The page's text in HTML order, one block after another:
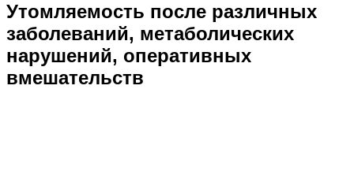
Утомляемость после различных
заболеваний, метаболических
нарушений, оперативных
вмешательств